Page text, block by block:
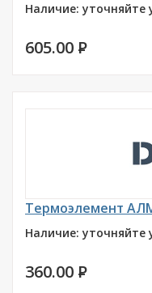
Наличие: уточняйте
605.00 P
Термоэлемент
Наличие: уточняйте
360.00 P